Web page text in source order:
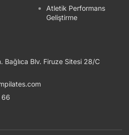
Atletik Performans
Geliştirme
Bağlıca Blv. Firuze Sitesi 28/C